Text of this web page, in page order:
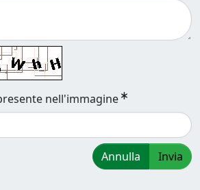
nell'immagine
Annulla Invia